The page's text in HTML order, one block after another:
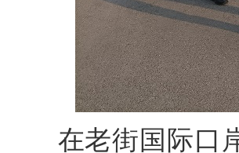
在老街国际口